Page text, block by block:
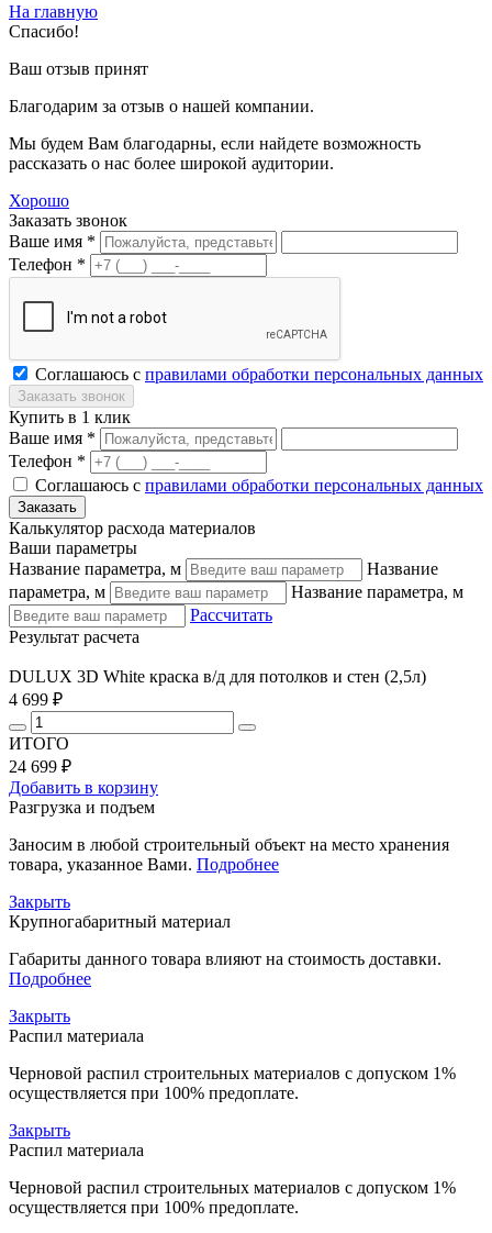
На главную
Спасибо!
Ваш отзыв принят
Благодарим за отзыв о нашей компании.
Мы будем Вам благодарны, если найдете возможность
рассказать о нас более широкой аудитории.
Хорошо
Заказать звонок
Ваше имя *
Телефон *
Соглашаюсь с правилами обработки персональных данных
Купить в 1 клик
Ваше имя *
Телефон *
Соглашаюсь с правилами обработки персональных данных
Калькулятор расхода материалов
Ваши параметры
Название параметра, м
Название
параметра, м
Название параметра, м
Рассчитать
Результат расчета
DULUX 3D White краска в/д для потолков и стен (2,5л)
4 699 ₽
ИТОГО
24 699 ₽
Добавить в корзину
Разгрузка и подъем
Заносим в любой строительный объект на место хранения
товара, указанное Вами. Подробнее
Закрыть
Крупногабаритный материал
Габариты данного товара влияют на стоимость доставки.
Подробнее
Закрыть
Распил материала
Черновой распил строительных материалов с допуском 1%
осуществляется при 100% предоплате.
Закрыть
Распил материала
Черновой распил строительных материалов с допуском 1%
осуществляется при 100% предоплате.